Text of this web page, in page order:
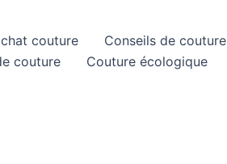
couture Conseils de couture
couture
Couture écologique